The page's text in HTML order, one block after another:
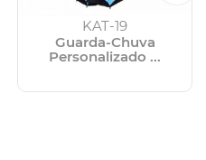
KAT-19
Guarda-Chuva
Personalizado ...